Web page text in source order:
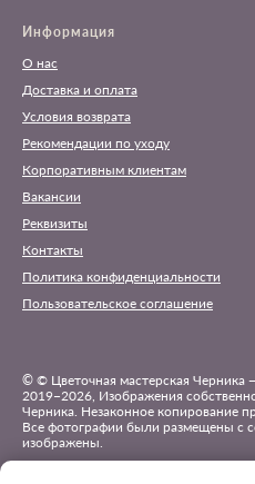
Информация
О нас
Доставка и оплата
Условия возврата
Рекомендации по уходу
Корпоративным клиентам
Вакансии
Реквизиты
Контакты
Политика конфиденциальности
Пользовательское соглашение
© © Цветочная мастерская Черника
2019−2026, Изображения
Черника. Незаконное копирование
Все фотографии были размещены с
изображены.